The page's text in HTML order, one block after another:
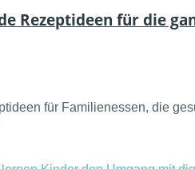
Rezeptideen für die
für Familienessen, die